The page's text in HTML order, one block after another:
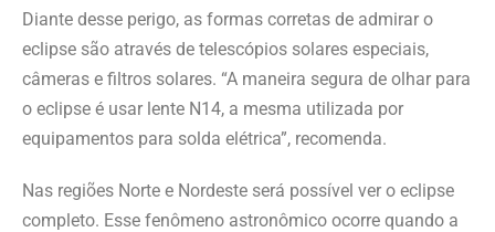
Diante desse perigo, as formas corretas de admirar o
eclipse são através de telescópios solares especiais,
câmeras e filtros solares. “A maneira segura de olhar para
o eclipse é usar lente N14, a mesma utilizada por
equipamentos para solda elétrica”, recomenda.
Nas regiões Norte e Nordeste será possível ver o eclipse
completo. Esse fenômeno astronômico ocorre quando a